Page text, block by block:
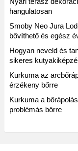
hangulatosan
Smoby Neo Jura
bővíthető és egész
Hogyan neveld és
sikeres
Kurkuma az
érzékeny bőrre
Kurkuma a
problémás bőrre